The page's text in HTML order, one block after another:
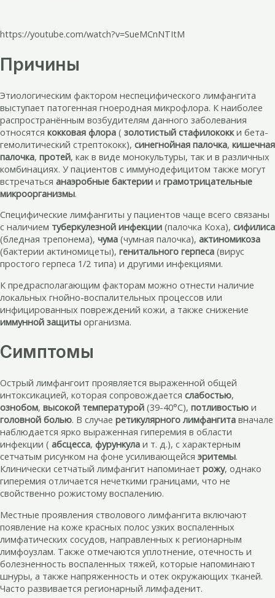
https://youtube.com/watch?v=SueMCnNTItM
Причины
Этиологическим фактором неспецифического лимфангита
выступает патогенная гноеродная микрофлора. К наиболее
распространённым возбудителям данного заболевания
относятся кокковая флора ( золотистый стафилококки бета-
гемолитический стрептококк), синегнойная палочка, кишечная
палочка, протей, как в виде монокультуры, так и в различных
комбинациях. У пациентов с иммунодефицитом также могут
встречаться анаэробные бактерии и грамотрицательные
микроорганизмы.
Специфические лимфангиты у пациентов чаще всего связаны
с наличием туберкулезной инфекции (палочка Коха), сифилиса
(бледная трепонема), чума (чумная палочка), актиномикоза
(бактерии актиномицеты), генитального герпеса (вирус
простого герпеса 1/2 типа) и другими инфекциями.
К предрасполагающим факторам можно отнести наличие
локальных гнойно-воспалительных процессов или
инфицированных повреждений кожи, а также снижение
иммунной защиты организма.
Симптомы
Острый лимфангоит проявляется выраженной общей
интоксикацией, которая сопровождается слабостью,
ознобом, высокой температурой (39-40°С), потливостью и
головной болью. В случае ретикулярного лимфангита вначале
наблюдается ярко выраженная гиперемия в области
инфекции ( абсцесса, фурункула и т. д.), с характерным
сетчатым рисунком на фоне усиливающейся эритемы.
Клинически сетчатый лимфангит напоминает рожу, однако
гиперемия отличается нечеткими границами, что не
свойственно рожистому воспалению.
Местные проявления стволового лимфангита включают
появление на коже красных полос узких воспаленных
лимфатических сосудов, направленных к регионарным
лимфоузлам. Также отмечаются уплотнение, отечность и
болезненность воспаленных тяжей, которые напоминают
шнуры, а также напряженность и отек окружающих тканей.
Часто развивается регионарный лимфаденит.